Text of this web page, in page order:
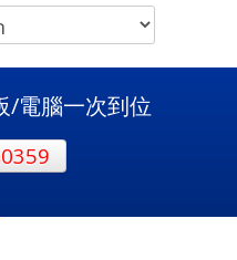
/電腦一次到位